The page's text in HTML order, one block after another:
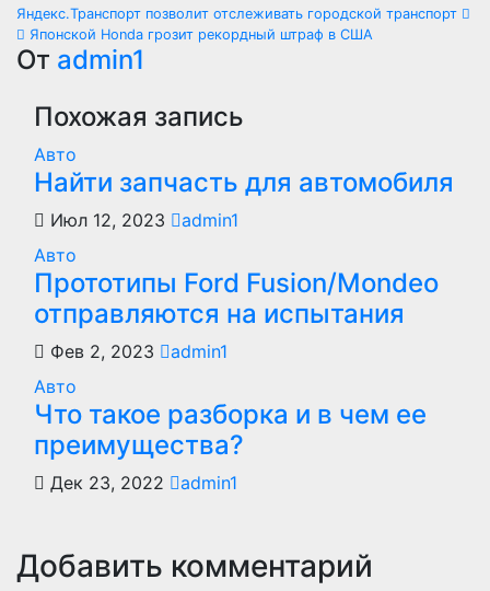
Навигация
по
записям
Яндекс.Транспорт позволит отслеживать городской транспорт
Японской Honda грозит рекордный штраф в США
От admin1
Похожая запись
Авто
Найти запчасть для автомобиля
Июл 12, 2023
admin1
Авто
Прототипы Ford Fusion/Mondeo
отправляются на испытания
Фев 2, 2023
admin1
Авто
Что такое разборка и в чем ее
преимущества?
Дек 23, 2022 admin1
Добавить комментарий